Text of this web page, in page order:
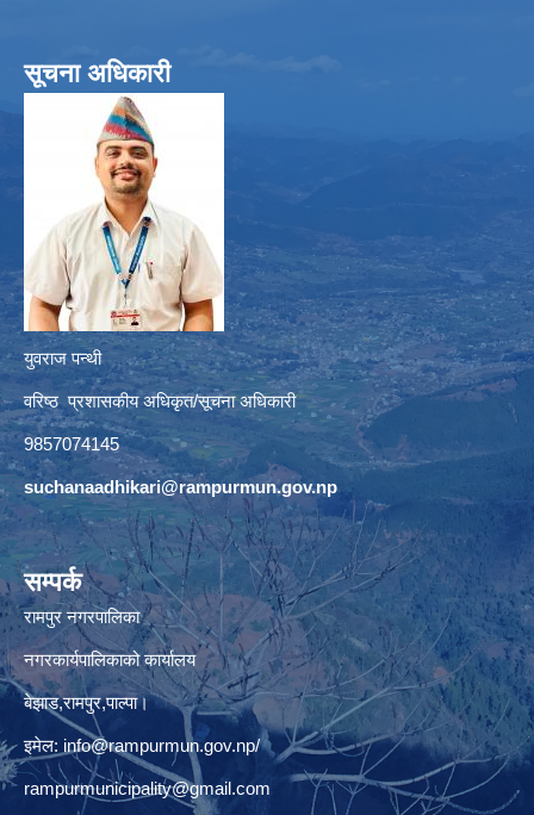
सूचना अधिकारी
युवराज पन्थी
वरिष्ठ प्रशासकीय अधिकृत/सूचना अधिकारी
9857074145
suchanaadhikari@rampurmun.gov.np
सम्पर्क
रामपुर नगरपालिका
नगरकार्यपालिकाको कार्यालय
बेझाड,रामपुर,पाल्पा।
इमेल: info@rampurmun.gov.np/
rampurmunicipality@gmail.com